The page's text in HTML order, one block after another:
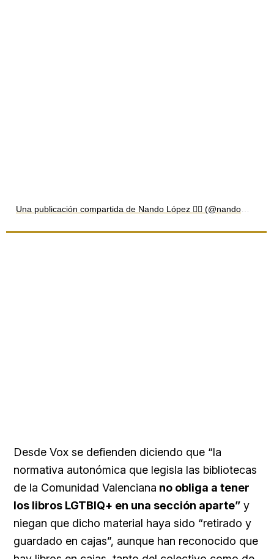
Una publicación compartida de Nando López 🏳️‍🌈 (@nandolopez_autor)
Desde Vox se defienden diciendo que “la
normativa autonómica que legisla las bibliotecas
de la Comunidad Valenciana no obliga a tener
los libros LGTBIQ+ en una sección aparte” y
niegan que dicho material haya sido “retirado y
guardado en cajas”, aunque han reconocido que